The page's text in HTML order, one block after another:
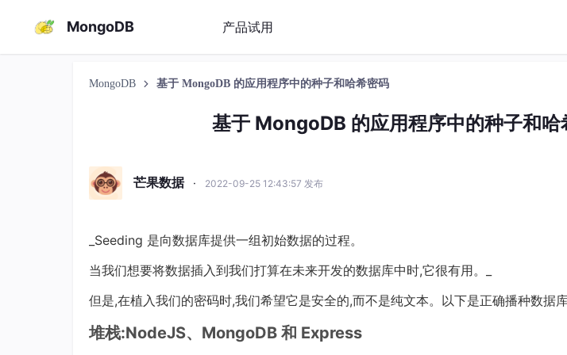
MongoDB 产品试用
MongoDB 基于 MongoDB 的应用程序中的种子和哈希密码
基于 MongoDB 的应用程序中的种子和哈
芒果数据 · 2022-09-25 12:43:57 发布
_Seeding 是向数据库提供一组初始数据的过程。
当我们想要将数据插入到我们打算在未来开发的数据库中时,它很有用。_
但是,在植入我们的密码时,我们希望它是安全的,而不是纯文本。以下是正确播种数据库
堆栈:NodeJS、MongoDB 和 Express